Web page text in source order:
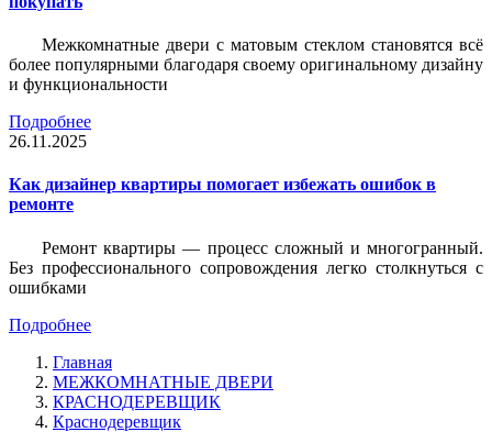
Межкомнатные двери с матовым стеклом становятся всё
более популярными благодаря своему оригинальному дизайну
и функциональности
Подробнее
26.11.2025
Как дизайнер квартиры помогает избежать ошибок в
ремонте
Ремонт квартиры — процесс сложный и многогранный.
Без профессионального сопровождения легко столкнуться с
ошибками
Подробнее
Главная
МЕЖКОМНАТНЫЕ ДВЕРИ
КРАСНОДЕРЕВЩИК
Краснодеревщик